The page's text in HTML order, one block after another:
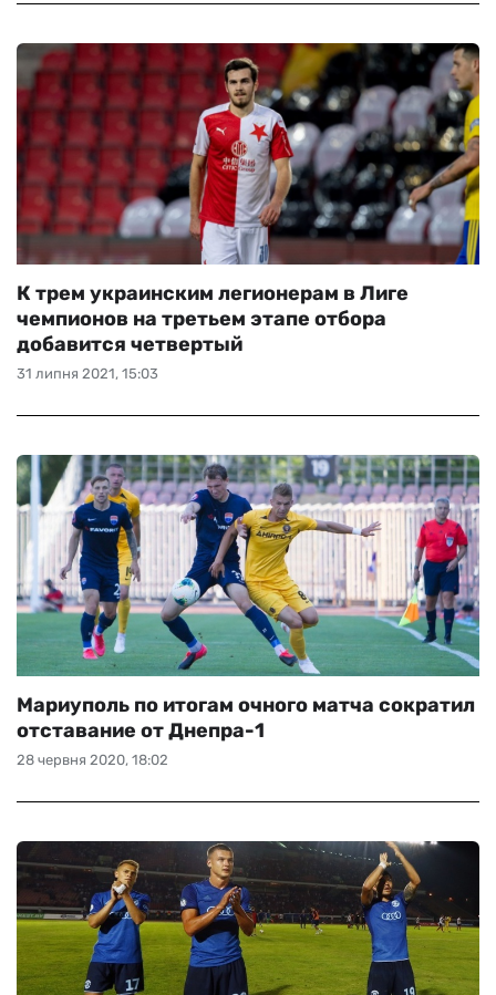
31 липня 2021, 15:03
К трем украинским легионерам в Лиге
чемпионов на третьем этапе отбора
добавится четвертый
28 червня 2020, 18:02
Мариуполь по итогам очного матча сократил
отставание от Днепра-1